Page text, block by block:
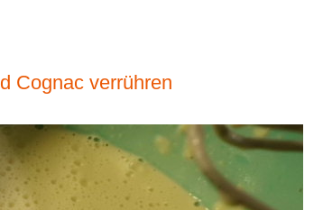
Cognac verrühren